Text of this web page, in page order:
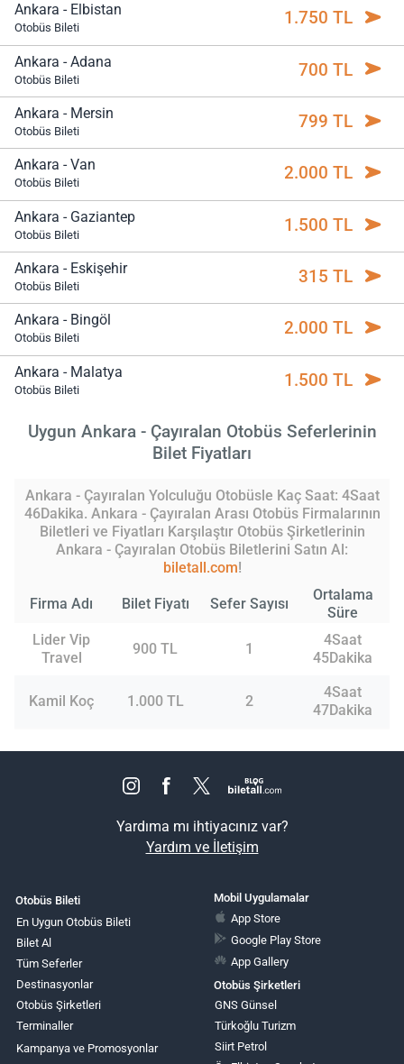
Ankara - Elbistan
Otobüs Bileti 1.750 TL
Ankara - Adana
Otobüs Bileti 700 TL
Ankara - Mersin
Otobüs Bileti 799 TL
Ankara - Van
Otobüs Bileti 2.000 TL
Ankara - Gaziantep
Otobüs Bileti 1.500 TL
Ankara - Eskişehir
Otobüs Bileti 315 TL
Ankara - Bingöl
Otobüs Bileti 2.000 TL
Ankara - Malatya
Otobüs Bileti 1.500 TL
Uygun Ankara - Çayıralan Otobüs Seferlerinin
Bilet Fiyatları
Ankara - Çayıralan Yolculuğu Otobüsle Kaç Saat: 4Saat
46Dakika. Ankara - Çayıralan Arası Otobüs Firmalarının
Biletleri ve Fiyatları Karşılaştır Otobüs Şirketlerinin
Ankara - Çayıralan Otobüs Biletlerini Satın Al:
biletall.com!
Firma Adı Bilet Fiyatı Sefer Sayısı
Ortalama
Süre
Lider Vip
Travel
900 TL 1
4Saat
45Dakika
Kamil Koç 1.000 TL 2
4Saat
47Dakika
Yardıma mı ihtiyacınız var?
Yardım ve İletişim
Otobüs Bileti
En Uygun Otobüs Bileti
Bilet Al
Tüm Seferler
Destinasyonlar
Otobüs Şirketleri
Terminaller
Kampanya ve Promosyonlar
Mobil Uygulamalar
App Store
Google Play Store
App Gallery
Otobüs Şirketleri
GNS Günsel
Türkoğlu Turizm
Siirt Petrol